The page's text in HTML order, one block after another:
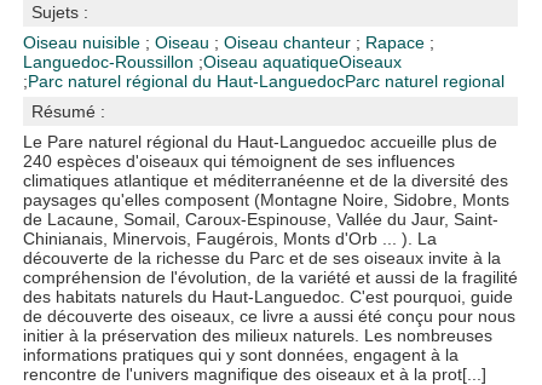
Sujets :
Oiseau nuisible ;Oiseau ;Oiseau chanteur ; Rapace ;
Languedoc-Roussillon ;Oiseau aquatiqueOiseaux
;Parc naturel régional du Haut-LanguedocParc naturel regional
Résumé :
Le Pare naturel régional du Haut-Languedoc accueille plus de
240 espèces d'oiseaux qui témoignent de ses influences
climatiques atlantique et méditerranéenne et de la diversité des
paysages qu'elles composent (Montagne Noire, Sidobre, Monts
de Lacaune, Somail, Caroux-Espinouse, Vallée du Jaur, Saint-
Chinianais, Minervois, Faugérois, Monts d'Orb ... ). La
découverte de la richesse du Parc et de ses oiseaux invite à la
compréhension de l'évolution, de la variété et aussi de la fragilité
des habitats naturels du Haut-Languedoc. C'est pourquoi, guide
de découverte des oiseaux, ce livre a aussi été conçu pour nous
initier à la préservation des milieux naturels. Les nombreuses
informations pratiques qui y sont données, engagent à la
rencontre de l'univers magnifique des oiseaux et à la prot[...]